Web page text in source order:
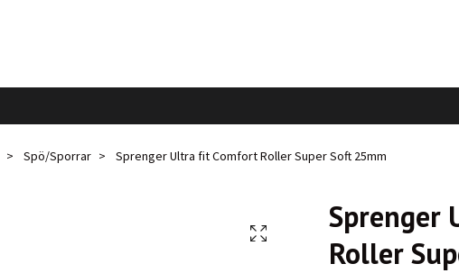
Spö/Sporrar Sprenger Ultra fit Comfort Roller Super Soft 25mm
Sprenger
Roller